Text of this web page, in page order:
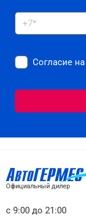
Согласие на
Официальный дилер
с 9:00 до 21:00